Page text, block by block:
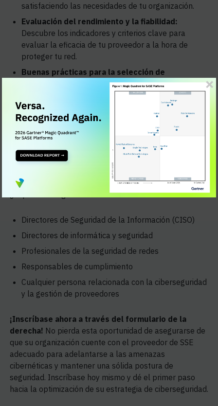
satisfaciendo las necesidades de tu organización.
Evaluación del rendimiento y la fiabilidad:
Descubre los indicadores y criterios clave para
evaluar la eficacia de tu proveedor a la hora de
proteger tu red.
Buenas prácticas para la selección de
obtén consejos prácticos sobre cómo
evaluar a posibles nuevos proveedores y
seleccionar al socio adecuado para tus necesidades
de seguridad.
Ejemplos reales:
Descubra casos prácticos y
ejemplos de organizaciones que han cambiado con
éxito a un nuevo proveedor de SSE para mejorar sus
resultados en materia de seguridad.
Directores de Seguridad de la Información (CISO)
Directores de informática y seguridad
Profesionales de la seguridad de redes
Responsables de cumplimiento
Cualquier persona relacionada con la ciberseguridad
y la gestión de proveedores
¡Inscríbase ahora a través del formulario de la
derecha! No pierda esta oportunidad de asegurarse de
que su organización cuente con el proveedor de SSE
adecuado para adelantarse a las amenazas
cibernéticas y mantener una sólida postura de
seguridad. Inscríbase hoy mismo y dé el primer paso
hacia la optimización de su estrategia de ciberseguridad.